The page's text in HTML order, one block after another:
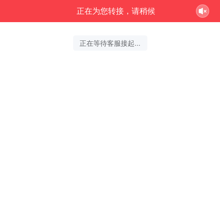
正在为您转接，请稍候
正在等待客服接起...